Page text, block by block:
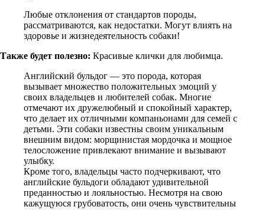
Любые отклонения от стандартов породы,
рассматриваются, как недостатки. Могут влиять на
здоровье и жизнедеятельность собаки!
Также будет полезно: Красивые клички для любимца.
Английский бульдог — это порода, которая
вызывает множество положительных эмоций у
своих владельцев и любителей собак. Многие
отмечают их дружелюбный и спокойный характер,
что делает их отличными компаньонами для семей с
детьми. Эти собаки известны своим уникальным
внешним видом: морщинистая мордочка и мощное
телосложение привлекают внимание и вызывают
улыбку.
Кроме того, владельцы часто подчеркивают, что
английские бульдоги обладают удивительной
преданностью и лояльностью. Несмотря на свою
кажущуюся грубоватость, они очень чувствительны